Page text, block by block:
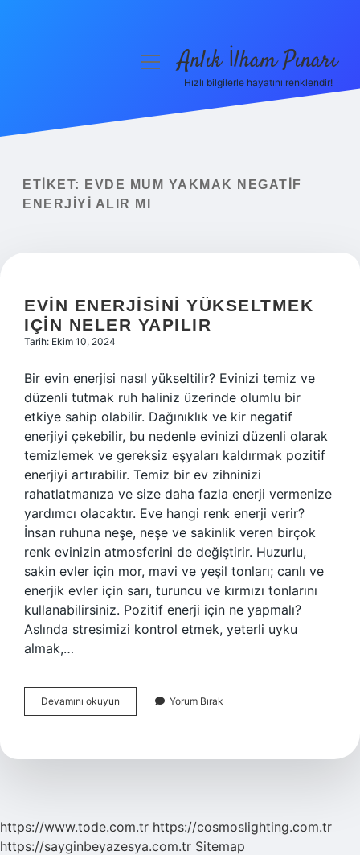
Yasal Uyarı
menüyüAnlık İlham Pınarı
Hızlı bilgilerle hayatını renklendir!
ETIKET:
EVDE MUM YAKMAK NEGATIF
ENERJIYI ALIR MI
EVIN ENERJISINI YÜKSELTMEK
IÇIN NELER YAPILIR
Tarih: Ekim 10, 2024
Bir evin enerjisi nasıl yükseltilir? Evinizi temiz ve
düzenli tutmak ruh haliniz üzerinde olumlu bir
etkiye sahip olabilir. Dağınıklık ve kir negatif
enerjiyi çekebilir, bu nedenle evinizi düzenli olarak
temizlemek ve gereksiz eşyaları kaldırmak pozitif
enerjiyi artırabilir. Temiz bir ev zihninizi
rahatlatmanıza ve size daha fazla enerji vermenize
yardımcı olacaktır. Eve hangi renk enerji verir?
İnsan ruhuna neşe, neşe ve sakinlik veren birçok
renk evinizin atmosferini de değiştirir. Huzurlu,
sakin evler için mor, mavi ve yeşil tonları; canlı ve
enerjik evler için sarı, turuncu ve kırmızı tonlarını
kullanabilirsiniz. Pozitif enerji için ne yapmalı?
Aslında stresimizi kontrol etmek, yeterli uyku
almak,…
Devamını okuyun
Enerjisini
Neler
Yorum Bırak
https://www.tode.com.tr https://cosmoslighting.com.tr
https://sayginbeyazesya.com.tr Sitemap